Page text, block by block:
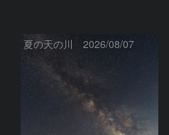
夏の天の川 2026/08/07